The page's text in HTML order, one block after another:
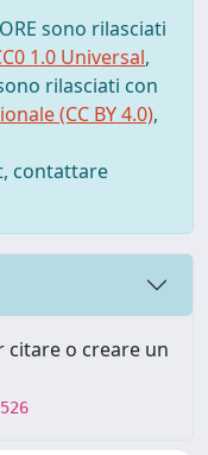
sono rilasciati
1.0 Universal,
rilasciati con
(CC BY 4.0),
contattare
citare o creare un